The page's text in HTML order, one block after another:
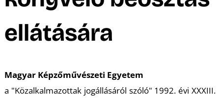
ellátására
Magyar Képzőművészeti Egyetem
a "Közalkalmazottak jogállásáról szóló" 1992. évi XXXIII.